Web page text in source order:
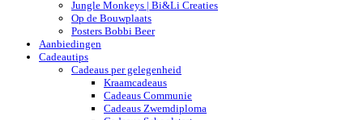
Jungle Monkeys | Bi&Li Creaties
Op de Bouwplaats
Posters Bobbi Beer
Aanbiedingen
Cadeautips
Cadeaus per gelegenheid
Kraamcadeaus
Cadeaus Communie
Cadeaus Zwemdiploma